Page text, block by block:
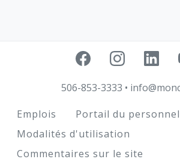
506-853-3333 •
Footer
Emplois
Portail du personnel
Modalités d'utilisation
Commentaires sur le site